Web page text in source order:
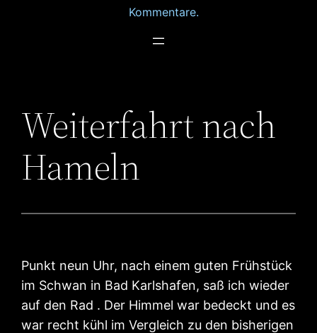
Kommentare.
Weiterfahrt nach
Hameln
Punkt neun Uhr, nach einem guten Frühstück
im Schwan in Bad Karlshafen, saß ich wieder
auf den Rad . Der Himmel war bedeckt und es
war recht kühl im Vergleich zu den bisherigen